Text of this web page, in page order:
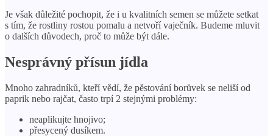
Je však důležité pochopit, že i u kvalitních semen se můžete setkat
s tím, že rostliny rostou pomalu a netvoří vaječník. Budeme mluvit
o dalších důvodech, proč to může být dále.
Nesprávný přísun jídla
Mnoho zahradníků, kteří vědí, že pěstování borůvek se neliší od
paprik nebo rajčat, často trpí 2 stejnými problémy:
neaplikujte hnojivo;
přesycený dusíkem.